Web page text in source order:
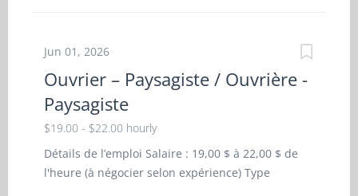
plates-bandes et des pelouses Aide à l'excavation
Esprit d’équipe Respect et professionnalisme
Sens des responsabilités Autonomie et
débrouillardise Endurance et persévérance
Un atout Langues : Aucune connaissance
linguistique requise Admissibilité : Être citoyen
Jun 01, 2026
Ouvrier – Paysagiste / Ouvrière -
Paysagiste
$19.00 - $22.00 hourly
Détails de l’emploi Salaire : 19,00 $ à 22,00 $ de
l'heure (à négocier selon expérience) Type